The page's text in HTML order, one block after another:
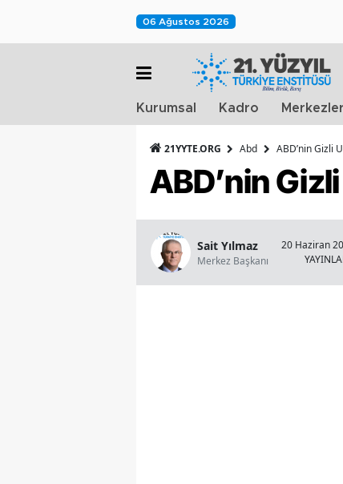
06 Ağustos 2026
Kurumsal Kadro Merkezler
21YYTE.ORG Abd ABD’nin Gizli
ABD’nin
Sait Yılmaz
Merkez Başkanı
20 Haziran